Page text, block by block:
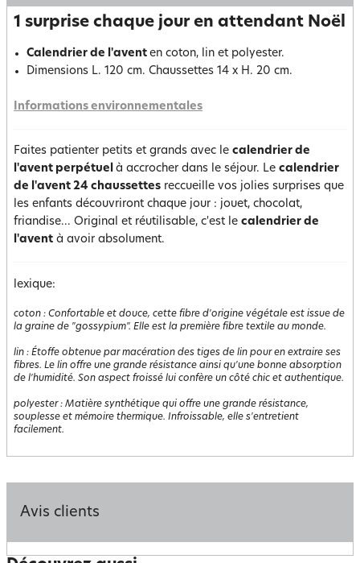
1 surprise chaque jour en attendant Noël
Calendrier de l'avent en coton, lin et polyester.
Dimensions L. 120 cm. Chaussettes 14 x H. 20 cm.
Informations environnementales
Faites patienter petits et grands avec le calendrier de
l'avent perpétuel à accrocher dans le séjour. Le calendrier
de l'avent 24 chaussettes reccueille vos jolies surprises que
les enfants découvriront chaque jour : jouet, chocolat,
friandise... Original et réutilisable, c'est le calendrier de
l'avent à avoir absolument.
lexique:
coton : Confortable et douce, cette fibre d'origine végétale est issue de
la graine de "gossypium". Elle est la première fibre textile au monde.
lin : Étoffe obtenue par macération des tiges de lin pour en extraire ses
fibres. Le lin offre une grande résistance ainsi qu'une bonne absorption
de l'humidité. Son aspect froissé lui confère un côté chic et authentique.
polyester: Matière synthétique qui offre une grande résistance,
souplesse et mémoire thermique. Infroissable, elle s'entretient
facilement.
Avis clients